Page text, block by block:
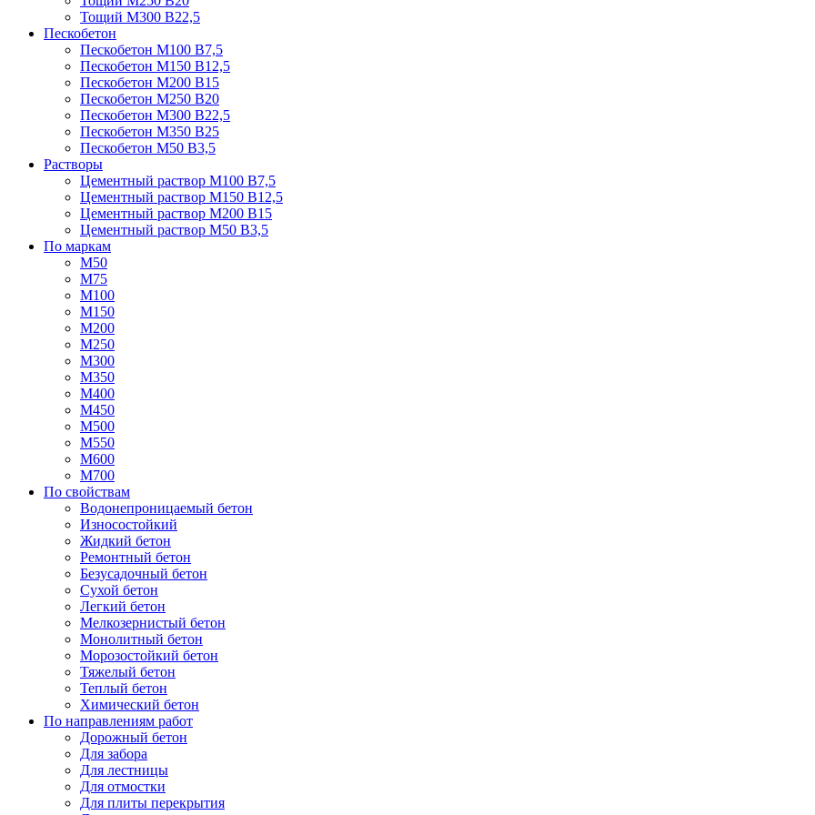
Тощий М300 В22,5
Пескобетон
Пескобетон М100 В7,5
Пескобетон М150 В12,5
Пескобетон М200 В15
Пескобетон М250 В20
Пескобетон М300 В22,5
Пескобетон М350 В25
Пескобетон М50 В3,5
Растворы
Цементный раствор М100 В7,5
Цементный раствор М150 В12,5
Цементный раствор М200 В15
Цементный раствор М50 В3,5
По маркам
М50
М75
М100
М150
М200
М250
М300
М350
М400
М450
М500
М550
М600
М700
По свойствам
Водонепроницаемый бетон
Износостойкий
Жидкий бетон
Ремонтный бетон
Безусадочный бетон
Сухой бетон
Легкий бетон
Мелкозернистый бетон
Монолитный бетон
Морозостойкий бетон
Тяжелый бетон
Теплый бетон
Химический бетон
По направлениям работ
Дорожный бетон
Для забора
Для лестницы
Для отмостки
Для плиты перекрытия